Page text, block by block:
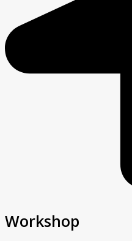
Workshop